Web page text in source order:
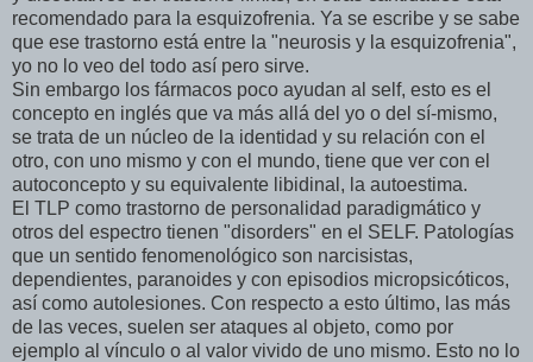
recomendado para la esquizofrenia. Ya se escribe y se sabe
que ese trastorno está entre la "neurosis y la esquizofrenia",
yo no lo veo del todo así pero sirve.
Sin embargo los fármacos poco ayudan al self, esto es el
concepto en inglés que va más allá del yo o del sí-mismo,
se trata de un núcleo de la identidad y su relación con el
otro, con uno mismo y con el mundo, tiene que ver con el
autoconcepto y su equivalente libidinal, la autoestima.
El TLP como trastorno de personalidad paradigmático y
otros del espectro tienen "disorders" en el SELF. Patologías
que un sentido fenomenológico son narcisistas,
dependientes, paranoides y con episodios micropsicóticos,
así como autolesiones. Con respecto a esto último, las más
de las veces, suelen ser ataques al objeto, como por
ejemplo al vínculo o al valor vivido de uno mismo. Esto no lo